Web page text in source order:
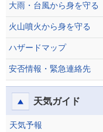
大雨・台風から身を守る
火山噴火から身を守る
ハザードマップ
安否情報・緊急連絡先
天気ガイド
天気予報